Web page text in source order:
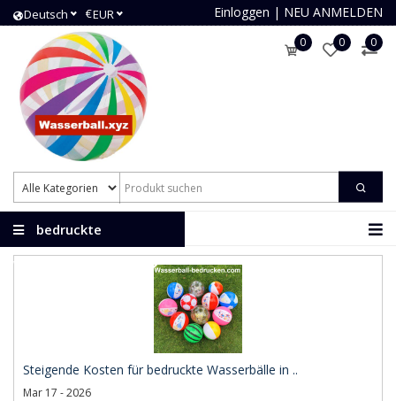
Deutsch €EUR Einloggen | NEU ANMELDEN
0 0 0
bedruckte
Wasserbälle
Steigende Kosten für bedruckte Wasserbälle in ..
Mar 17 - 2026